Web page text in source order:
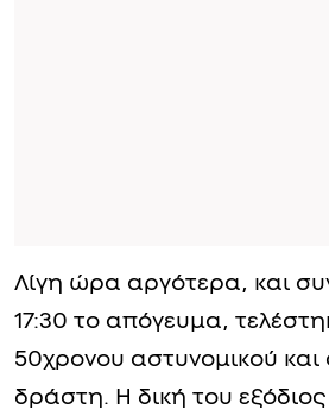
Λίγη ώρα αργότερα, και
17:30 το απόγευμα,
50χρονου αστυνομικού και
δράστη. Η δική του